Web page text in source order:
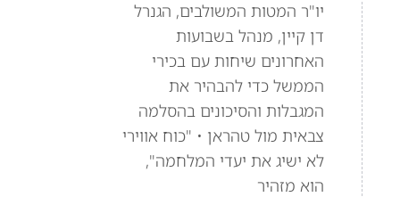
יו"ר המטות המשולבים, הגנרל
דן קיין, מנהל בשבועות
האחרונים שיחות עם בכירי
הממשל כדי להבהיר את
המגבלות והסיכונים בהסלמה
צבאית מול טהראן • "כוח אווירי
לא ישיג את יעדי המלחמה",
הוא מזהיר